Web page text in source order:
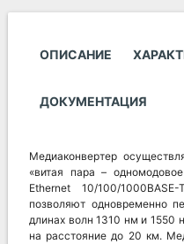
ОПИСАНИЕ
ДОКУМЕНТАЦИЯ
Медиаконвертер
«витая пара –
Ethernet 10/100/
позволяют одновременно
длинах волн 1310 нм и 1550
на расстояние до 20 км.